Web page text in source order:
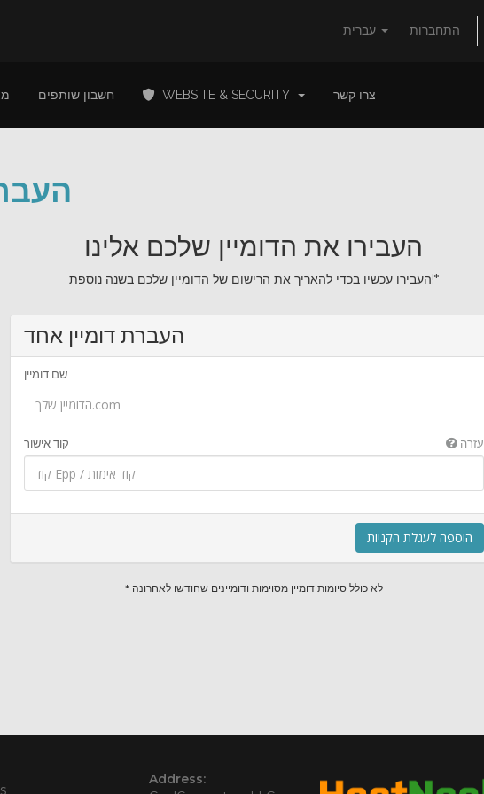
התחברות
חשבון שותפים WEBSITE & SECURITY צרו קשר
העבירו את הדומיין שלכם אלינו
העבירו עכשיו בכדי להאריך את הרישום של הדומיין שלכם בשנה נוספת!*
העברת דומיין אחד
שם דומיין
קוד אישור עזרה
הוספה לעגלת הקניות
* לא כולל סיומות דומיין מסוימות ודומיינים שחודשו לאחרונה
Address: